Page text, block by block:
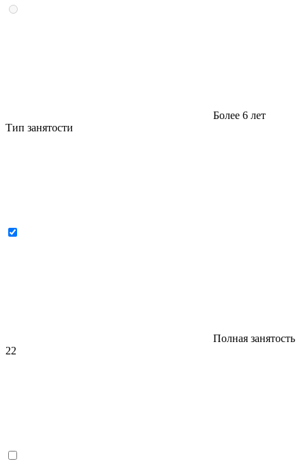
Более 6 лет
Тип занятости
Полная занятость
22